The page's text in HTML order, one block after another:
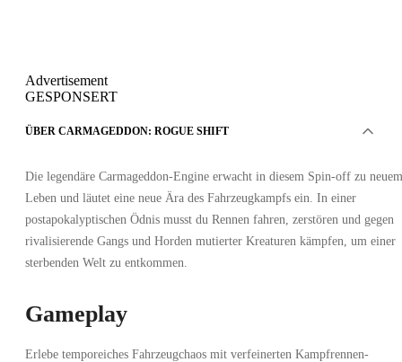
Advertisement
GESPONSERT
ÜBER CARMAGEDDON: ROGUE SHIFT
Die legendäre Carmageddon-Engine erwacht in diesem Spin-off zu neuem
Leben und läutet eine neue Ära des Fahrzeugkampfs ein. In einer
postapokalyptischen Ödnis musst du Rennen fahren, zerstören und gegen
rivalisierende Gangs und Horden mutierter Kreaturen kämpfen, um einer
sterbenden Welt zu entkommen.
Gameplay
Erlebe temporeiches Fahrzeugchaos mit verfeinerten Kampfrennen-